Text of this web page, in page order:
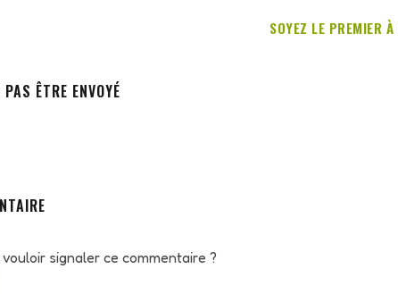
SOYEZ LE PREMIER
ÊTRE ENVOYÉ
signaler ce commentaire ?